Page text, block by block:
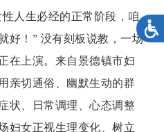
人生必经的正常阶段，咱
好！” 没有刻板说教，一场
在上演。来自景德镇市妇
亲切通俗、幽默生动的群
状、日常调理、心态调整
妇女正视生理变化、树立